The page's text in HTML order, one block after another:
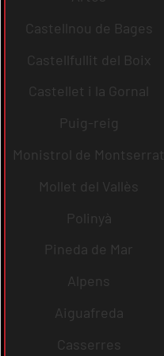
Castellnou de Bages
Castellfullit del Boix
Castellet i la Gornal
Puig-reig
Monistrol de Montserrat
Mollet del Vallès
Polinyà
Pineda de Mar
Alpens
Aiguafreda
Casserres